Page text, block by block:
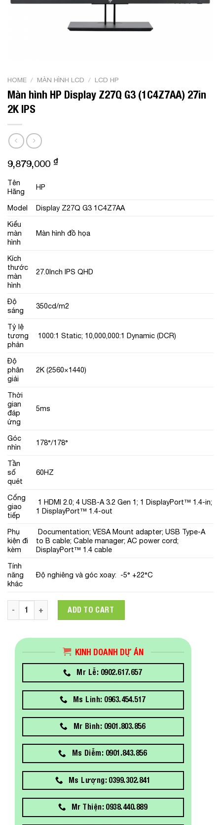
HOME / MÀN HÌNH LCD / LCD HP
Màn hình HP Display Z27Q G3 (1C4Z7AA) 27in
2K IPS
9,879,000 ₫
Tên
Hãng
HP
Model
Display Z27Q G3 1C4Z7AA
Kiểu
màn
hình
Màn hình đồ họa
Kích
thước
màn
hình
27.0Inch IPS QHD
Độ
sáng
350cd/m2
Tỷ lệ
tương
phản
1000:1 Static; 10,000,000:1 Dynamic (DCR)
Độ
phân
giải
2K (2560×1440)
Thời
gian
đáp
ứng
5ms
Góc
nhìn
178°/178°
Tần
số
quét
60HZ
Cổng
giao
tiếp
1 HDMI 2.0; 4 USB-A 3.2 Gen 1; 1 DisplayPort™ 1.4-in;
1 DisplayPort™ 1.4-out
Phụ
kiện đi
kèm
Documentation; VESA Mount adapter; USB Type-A
to B cable; Cable manager; AC power cord;
DisplayPort™ 1.4 cable
Tính
năng
khác
Độ nghiêng và góc xoay: -5° +22°C
Màn hình HP Display Z27Q G3 (1C4Z7AA) 27in 2K IPS quantity
ADD TO CART
KINH DOANH DỰ ÁN
Mr Lễ: 0902.617.657
Ms Linh: 0963.454.517
Mr Bình: 0901.803.856
Ms Diễm: 0901.843.856
Ms Lượng: 0399.302.841
Mr Thiện: 0938.440.889